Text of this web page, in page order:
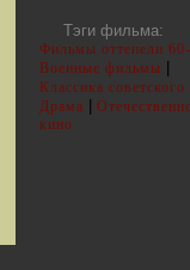
Тэги фильма:
Фильмы оттепели
Военные фильмы |
Классика
Драма |
кино